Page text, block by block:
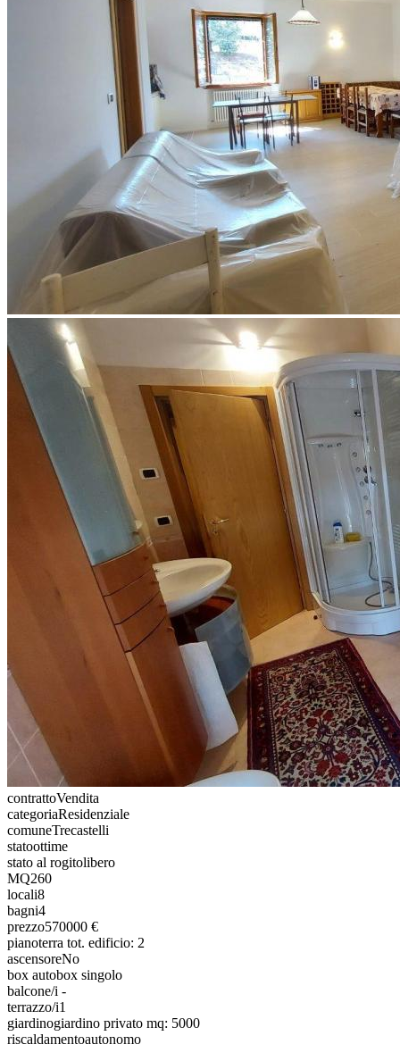
contrattoVendita
categoriaResidenziale
comuneTrecastelli
statoottime
stato al rogitolibero
MQ260
locali8
bagni4
prezzo570000 €
pianoterra tot. edificio: 2
ascensoreNo
box autobox singolo
balcone/i -
terrazzo/i1
giardinogiardino privato mq: 5000
riscaldamentoautonomo